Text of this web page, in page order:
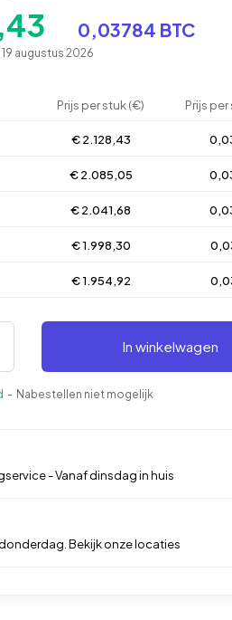
0,03784 BTC
augustus 2026
Prijs per stuk (€) Prijs per
€ 2.128,43
€ 2.085,05
€ 2.041,68
€ 1.998,30
€ 1.954,92
In winkelwagen
- Nabestellen niet mogelijk
- Vanaf dinsdag in huis
Bekijk onze locaties